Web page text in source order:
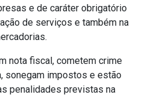
e de caráter obrigatório
de serviços e também na
nota fiscal, cometem crime
sonegam impostos e estão
penalidades previstas na